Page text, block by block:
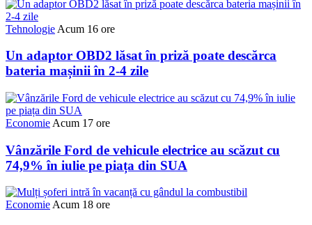
Tehnologie Acum 16 ore
Un adaptor OBD2 lăsat în priză poate descărca
bateria mașinii în 2-4 zile
Economie Acum 17 ore
Vânzările Ford de vehicule electrice au scăzut cu
74,9% în iulie pe piața din SUA
EconomieAcum 18 ore